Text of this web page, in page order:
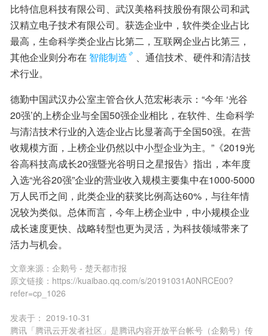
比特信息科技有限公司、武汉美格科技股份有限公司和武
汉精立电子技术有限公司。获选企业中，软件类企业占比
最高，生命科学类企业占比第二，互联网企业占比第三，
其他企业则分布在 智能制造
、通信技术、硬件和清洁技
术行业。
德勤中国武汉办公室主管合伙人范宏彬表示：“今年 ‘光谷
20强’的上榜企业与全国50强企业相比，在软件、生命科学
与清洁技术行业的入选企业占比显著高于全国50强。在营
收规模方面，上榜企业仍然以中小型企业为主。”《2019光
谷高科技高成长20强暨光谷明日之星报告》指出，本年度
入选“光谷20强”企业的营业收入规模主要集中在1000-5000
万人民币之间，此类企业的获奖比例高达60%，与往年情
况较为类似。总体而言，今年上榜企业中，中小规模企业
成长速度更快、战略转型也更为灵活，为科技领域带来了
活力与机会。
文章来源： 企鹅号 - 楚天都市报
原文链接： https://kuaibao.qq.com/s/20191031A0NRCE00?
refer=cp_1026
发表于： 2019-10-31
腾讯「腾讯云开发者社区」是腾讯内容开放平台帐号（企鹅号）传